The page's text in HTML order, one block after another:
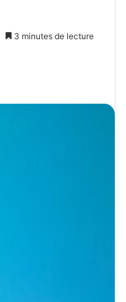
3 minutes de lecture